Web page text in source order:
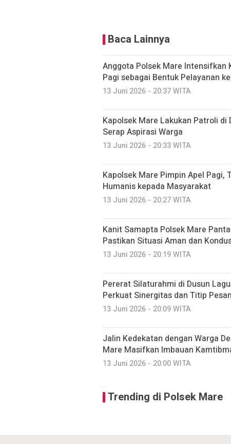
Baca Lainnya
Anggota Polsek Mare
Pagi sebagai Bentuk Pelayanan
13 Juni 2026 - 20:37 WITA
Kapolsek Mare Lakukan Patroli
Serap Aspirasi Warga
13 Juni 2026 - 20:33 WITA
Kapolsek Mare Pimpin Apel Pagi,
Humanis kepada Masyarakat
13 Juni 2026 - 20:27 WITA
Kanit Samapta Polsek Mare
Pastikan Situasi Aman dan
13 Juni 2026 - 20:19 WITA
Pererat Silaturahmi di Dusun
Perkuat Sinergitas dan Titip
13 Juni 2026 - 20:09 WITA
Jalin Kedekatan dengan Warga
Mare Masifkan Imbauan
13 Juni 2026 - 20:00 WITA
Trending di Polsek Mare